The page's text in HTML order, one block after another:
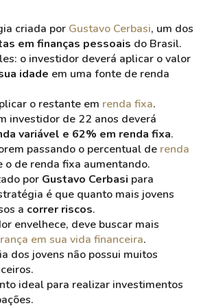
criada por Gustavo Cerbasi, um dos
em finanças pessoais do Brasil.
o investidor deverá aplicar o valor
idade em uma fonte de renda
o restante em renda fixa.
investidor de 22 anos deverá
variável e 62% em renda fixa.
passando o percentual de renda
o de renda fixa aumentando.
por Gustavo Cerbasi para
é que quanto mais jovens
a correr riscos.
envelhece, deve buscar mais
em sua vida financeira.
dos jovens não possui muitos
ideal para realizar investimentos